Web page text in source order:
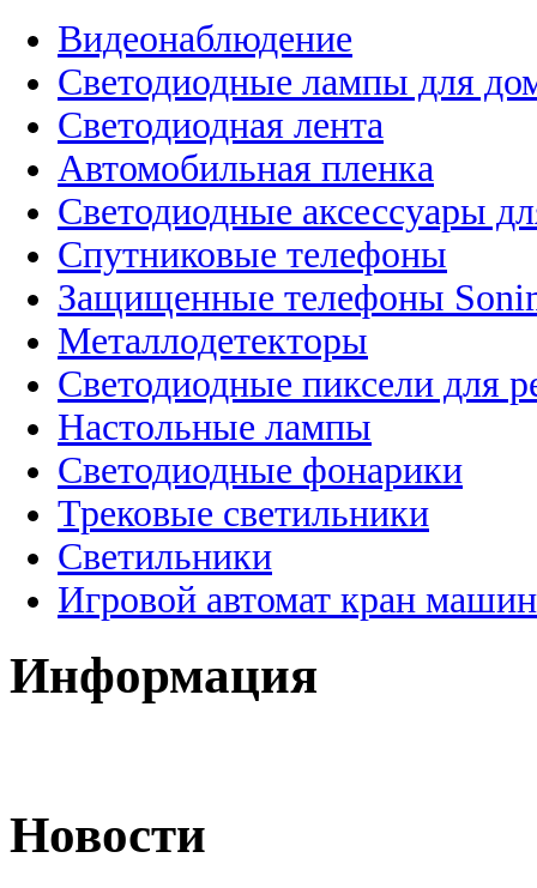
Видеонаблюдение
Светодиодные лампы для
Светодиодная лента
Автомобильная пленка
Светодиодные аксессуары
Спутниковые телефоны
Защищенные телефоны
Металлодетекторы
Светодиодные пиксели для
Настольные лампы
Светодиодные фонарики
Трековые светильники
Светильники
Игровой автомат кран
Информация
Новости